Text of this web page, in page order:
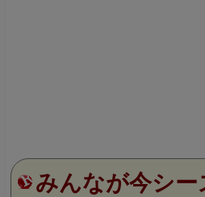
みんなが今シー